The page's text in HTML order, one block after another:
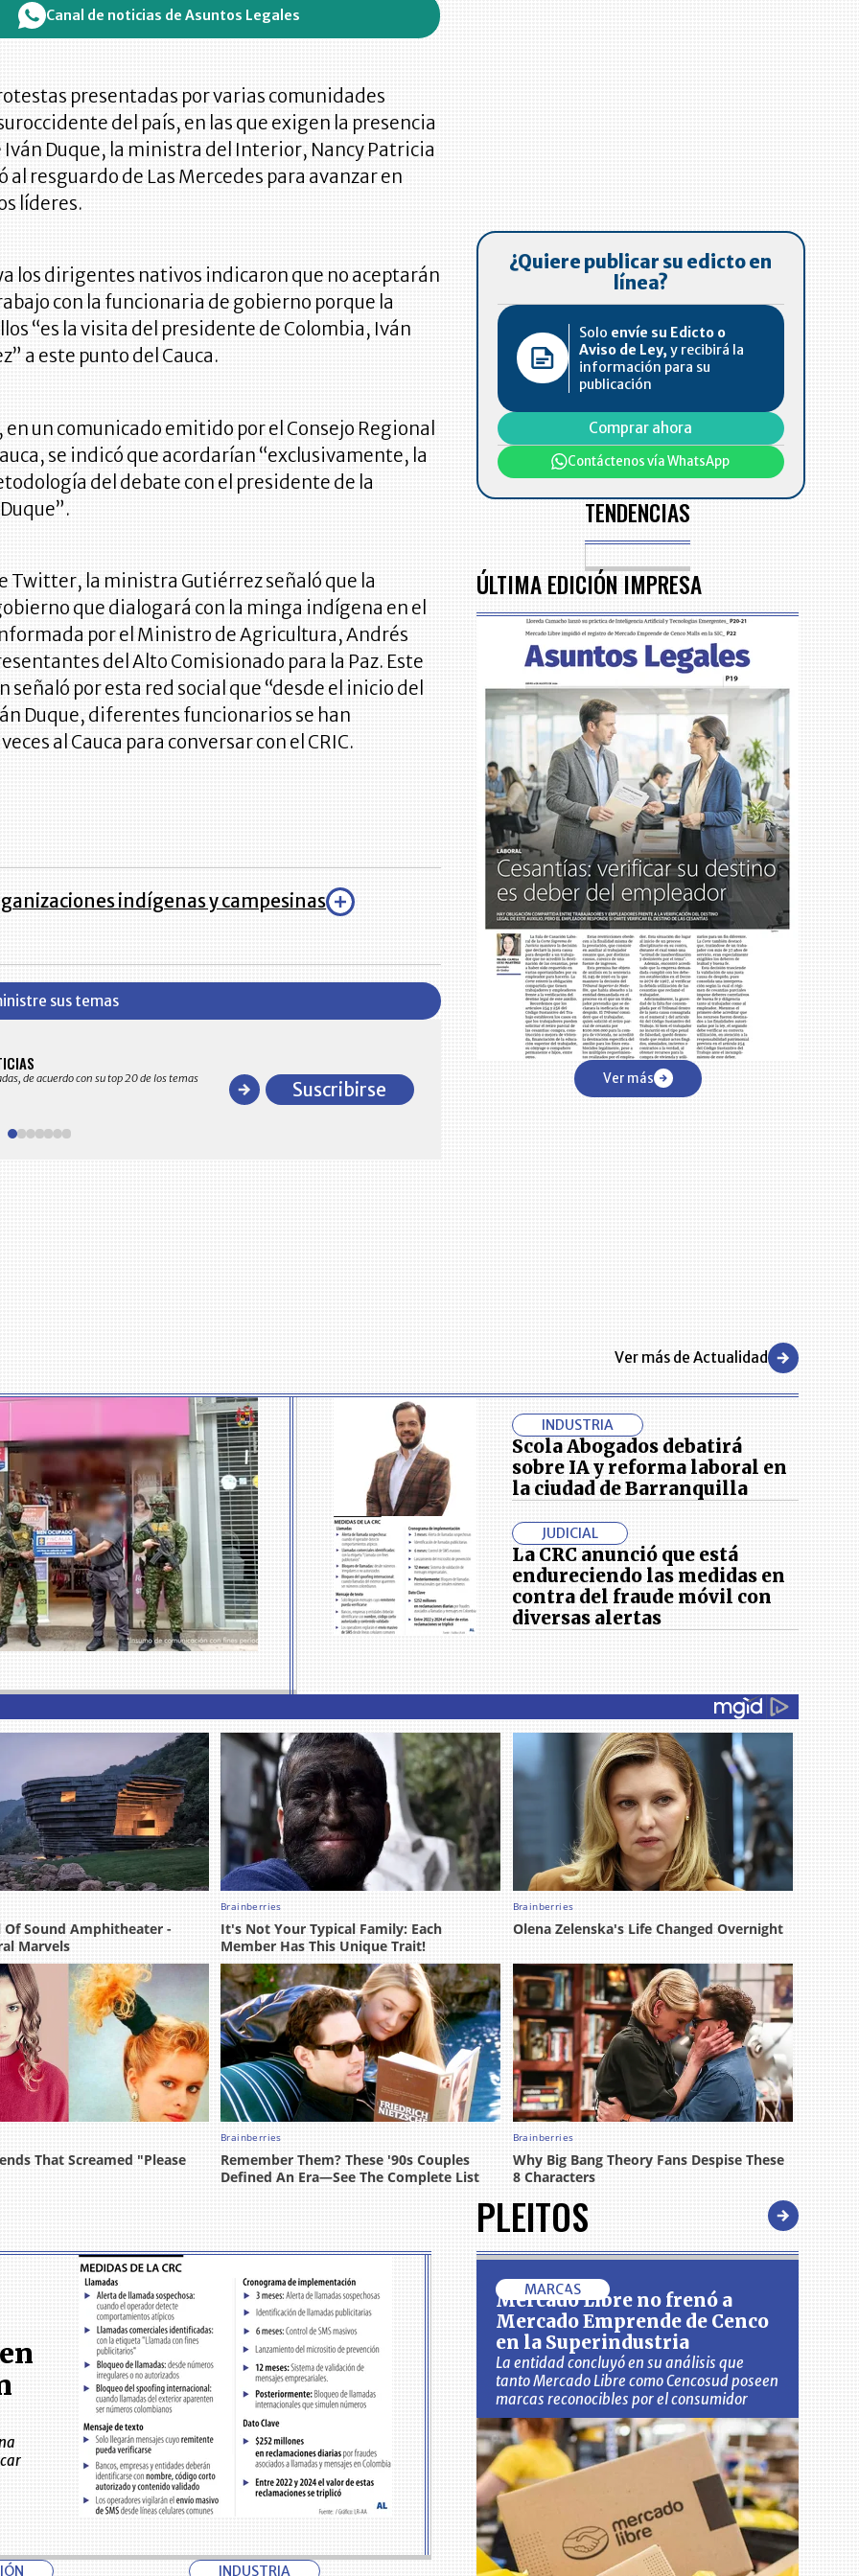
Canal de noticias de Asuntos Legales
presentadas por varias comunidades
del país, en las que exigen la presencia
Duque, la ministra del Interior, Nancy Patricia
al resguardo de Las Mercedes para avanzar en
líderes.
los dirigentes nativos indicaron que no aceptarán
con la funcionaria de gobierno porque la
“es la visita del presidente de Colombia, Iván
a este punto del Cauca.
un comunicado emitido por el Consejo Regional
se indicó que acordarían “exclusivamente, la
del debate con el presidente de la
Twitter, la ministra Gutiérrez señaló que la
que dialogará con la minga indígena en el
por el Ministro de Agricultura, Andrés
del Alto Comisionado para la Paz. Este
por esta red social que “desde el inicio del
Duque, diferentes funcionarios se han
al Cauca para conversar con el CRIC.
¿Quiere publicar su edicto en
línea?
Solo envíe su Edicto o
Aviso de Ley, y recibirá la
información para su
publicación
Comprar ahora
Contáctenos vía WhatsApp
TENDENCIAS
ÚLTIMA EDICIÓN IMPRESA
Ver más
indígenas y campesinas
sus temas
de acuerdo con su top 20 de los temas
comportamiento general y detallado de las 10.000 primeras empresas
en ventas en Colombia
CENTRO DE CONVENCIONES
Reviva en primera fila todos los foros y cátedras LR. Espacios de
conocimiento alrededor de los temas económicos, empresariales y
financieros que permiten el posicionamiento y desarrollo de los
Suscribirse
Ver más de Actualidad
INDUSTRIA
Scola Abogados debatirá
sobre IA y reforma laboral en
la ciudad de Barranquilla
JUDICIAL
La CRC anunció que está
endureciendo las medidas en
contra del fraude móvil con
diversas alertas
INDUSTRIA
PLEITOS
MARCAS
Mercado Libre no frenó a
Mercado Emprende de Cenco
en la Superindustria
La entidad concluyó en su análisis que
tanto Mercado Libre como Cencosud poseen
marcas reconocibles por el consumidor